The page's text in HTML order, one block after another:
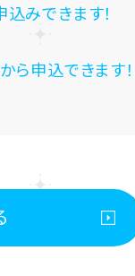
みできます！
ら申込できます！